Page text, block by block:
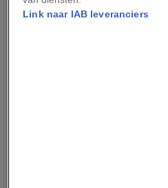
Chakrabarti, bioloog bij
Link naar IAB leveranciers